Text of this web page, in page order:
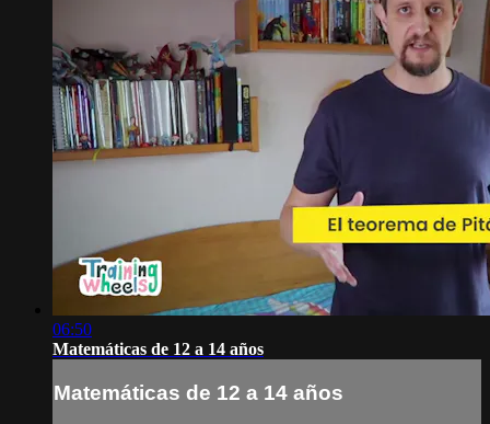
06:50
Matemáticas de 12 a 14 años
Matemáticas de 12 a 14 años